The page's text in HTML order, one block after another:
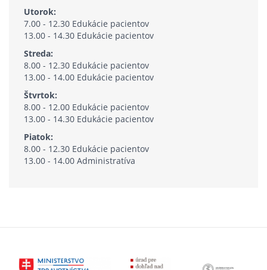
Utorok:
7.00 - 12.30 Edukácie pacientov
13.00 - 14.30 Edukácie pacientov
Streda:
8.00 - 12.30 Edukácie pacientov
13.00 - 14.00 Edukácie pacientov
Štvrtok:
8.00 - 12.00 Edukácie pacientov
13.00 - 14.30 Edukácie pacientov
Piatok:
8.00 - 12.30 Edukácie pacientov
13.00 - 14.00 Administratíva